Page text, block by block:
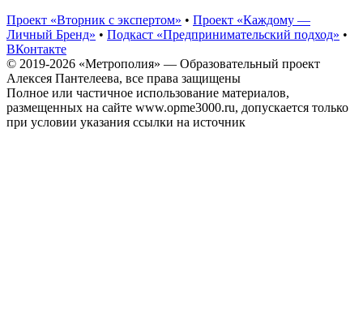
Проект «Вторник с экспертом» • Проект «Каждому —
Личный Бренд» • Подкаст «Предпринимательский подход» •
ВКонтакте
© 2019-2026 «Метрополия» — Образовательный проект
Алексея Пантелеева, все права защищены
Полное или частичное использование материалов,
размещенных на сайте www.opme3000.ru, допускается только
при условии указания ссылки на источник